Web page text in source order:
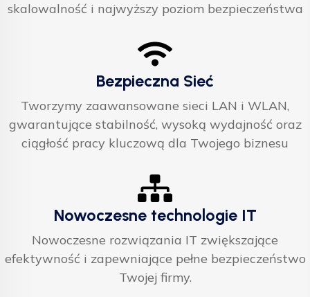
skalowalność i najwyższy poziom bezpieczeństwa
Bezpieczna Sieć
Tworzymy zaawansowane sieci LAN i WLAN,
gwarantujące stabilność, wysoką wydajność oraz
ciągłość pracy kluczową dla Twojego biznesu
Nowoczesne technologie IT
Nowoczesne rozwiązania IT zwiększające
efektywność i zapewniające pełne bezpieczeństwo
Twojej firmy.